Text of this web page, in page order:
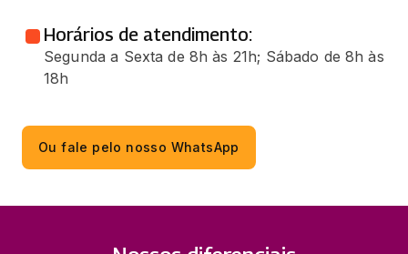
Horários de atendimento:
Segunda a Sexta de 8h às 21h; Sábado de 8h às
18h
Ou fale pelo nosso WhatsApp